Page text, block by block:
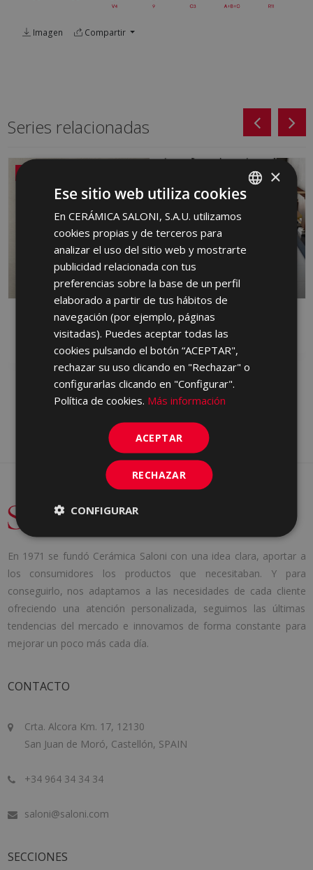
Imagen Compartir
Series relacionadas
DANDY
PASTA ROJA, PORCELANICO, PASTA
FRONT
PORCELANICO
En 1971 se fundó Cerámica Saloni con una idea clara, aportar a
los consumidores los productos que necesitaban. Y para
conseguirlo, nos adaptamos a las necesidades de cada cliente
ofreciendo una atención personalizada, seguimos las últimas
tendencias del mercado e innovamos de forma constante para
mejorar un poco más cada día.
CONTACTO
Crta. Alcora Km. 17, 12130
San Juan de Moró, Castellón, SPAIN
+34 964 34 34 34
saloni@saloni.com
SECCIONES
SPANISH
ENGLISH
GERMAN
×
Ese sitio web utiliza cookies
En CERÁMICA SALONI, S.A.U. utilizamos
cookies propias y de terceros para
analizar el uso del sitio web y mostrarte
publicidad relacionada con tus
preferencias sobre la base de un perfil
elaborado a partir de tus hábitos de
navegación (por ejemplo, páginas
visitadas). Puedes aceptar todas las
cookies pulsando el botón “ACEPTAR",
rechazar su uso clicando en "Rechazar" o
configurarlas clicando en "Configurar".
Política de cookies. Más información
ACEPTAR
RECHAZAR
CONFIGURAR